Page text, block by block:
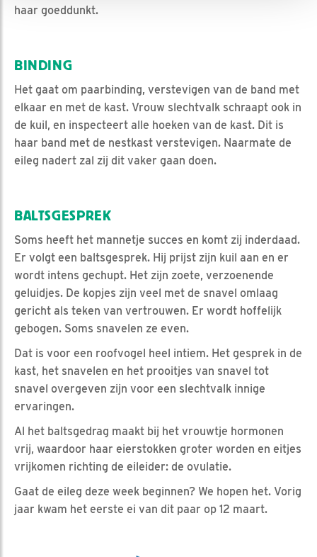
haar goeddunkt.
BINDING
Het gaat om paarbinding, verstevigen van de band met
elkaar en met de kast. Vrouw slechtvalk schraapt ook in
de kuil, en inspecteert alle hoeken van de kast. Dit is
haar band met de nestkast verstevigen. Naarmate de
eileg nadert zal zij dit vaker gaan doen.
BALTSGESPREK
Soms heeft het mannetje succes en komt zij inderdaad.
Er volgt een baltsgesprek. Hij prijst zijn kuil aan en er
wordt intens gechupt. Het zijn zoete, verzoenende
geluidjes. De kopjes zijn veel met de snavel omlaag
gericht als teken van vertrouwen. Er wordt hoffelijk
gebogen. Soms snavelen ze even.
Dat is voor een roofvogel heel intiem. Het gesprek in de
kast, het snavelen en het prooitjes van snavel tot
snavel overgeven zijn voor een slechtvalk innige
ervaringen.
Al het baltsgedrag maakt bij het vrouwtje hormonen
vrij, waardoor haar eierstokken groter worden en eitjes
vrijkomen richting de eileider: de ovulatie.
Gaat de eileg deze week beginnen? We hopen het. Vorig
jaar kwam het eerste ei van dit paar op 12 maart.